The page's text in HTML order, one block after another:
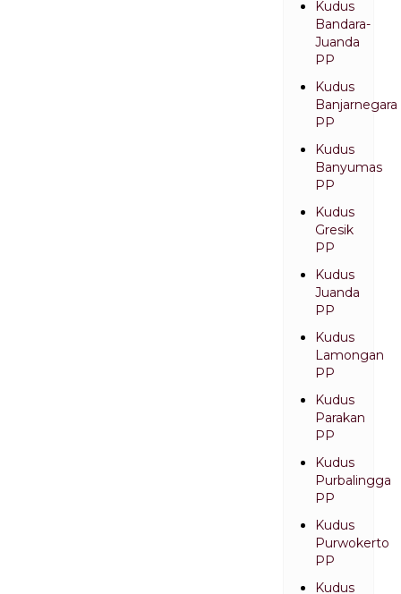
Kudus
Bandara-
Juanda
PP
Kudus
Banjarnegara
PP
Kudus
Banyumas
PP
Kudus
Gresik
PP
Kudus
Juanda
PP
Kudus
Lamongan
PP
Kudus
Parakan
PP
Kudus
Purbalingga
PP
Kudus
Purwokerto
PP
Kudus